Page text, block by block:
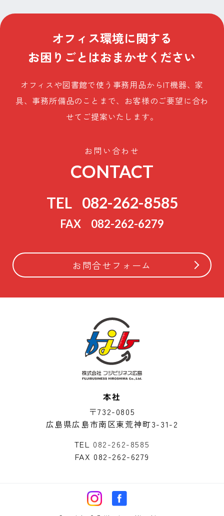
オフィス環境に関する
お困りごとはおまかせください
オフィスや図書館で使う事務用品からIT機器、家
具、事務所備品のことまで、お客様のご要望に合わ
せてご提案いたします。
お問い合わせ
CONTACT
TEL 082-262-8585
FAX 082-262-6279
お問合せフォーム
本社
〒732-0805
広島県広島市南区東荒神町3-31-2
TEL 082-262-8585
FAX 082-262-6279